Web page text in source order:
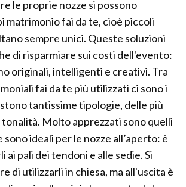
le proprie nozze si possono
matrimonio fai da te, cioè piccoli
sempre unici. Queste soluzioni
di risparmiare sui costi dell'evento:
originali, intelligenti e creativi. Tra
fai da te più utilizzati ci sono i
tantissime tipologie, delle più
Molto apprezzati sono quelli
sono ideali per le nozze all’aperto: è
pali dei tendoni e alle sedie. Si
di utilizzarli in chiesa, ma all'uscita è